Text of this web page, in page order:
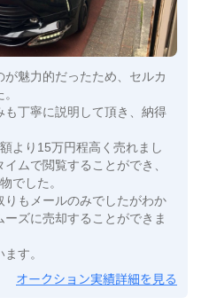
魅力的だったため、セルカ
丁寧に説明して頂き、納得
より15万円程高く売れまし
ムで閲覧することができ、
でした。
もメールのみでしたがわか
ズに売却することができま
す。
オークション実績詳細を見る